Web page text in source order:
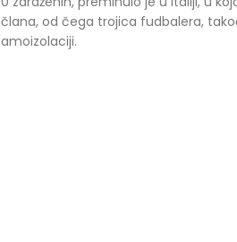
od čega trojica fudbalera,